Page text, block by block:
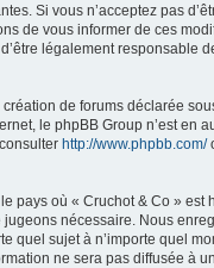
Si vous n’acceptez pas
de vous informer de ces
légalement responsable
de forums déclarée
le phpBB Group n’est en
http://www.phpbb.com/
pays où « Cruchot & Co » est
nécessaire. Nous
quel sujet à n’importe quel
ne sera pas diffusée à